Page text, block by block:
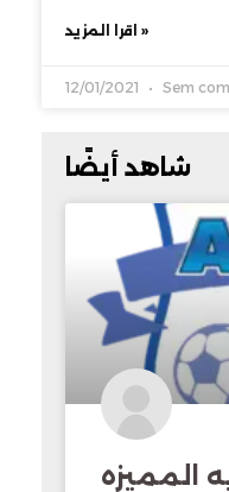
اقرا المزيد »
12/01/2021 Sem
شاهد أيضًا
المميزه